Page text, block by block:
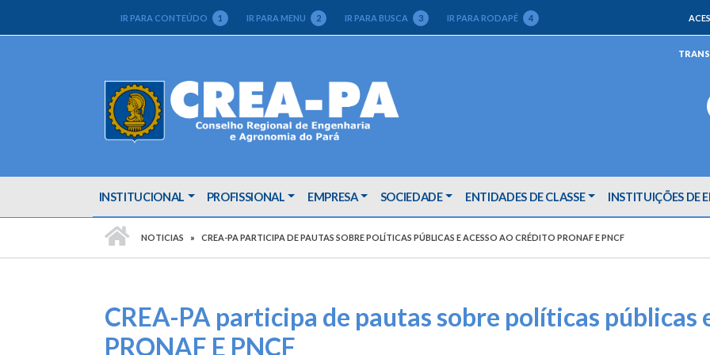
IR PARA CONTEÚDO 1 IR PARA MENU 2 IR PARA BUSCA 3 IR PARA RODAPÉ 4
INSTITUCIONAL PROFISSIONAL EMPRESA SOCIEDADE ENTIDADES DE CLASSE INSTITUIÇÕES DE
NOTICIAS CREA-PA PARTICIPA DE PAUTAS SOBRE POLÍTICAS PÚBLICAS E ACESSO AO CRÉDITO PRONAF E PNCF
CREA-PA participa de pautas sobre políticas públicas
PRONAF E PNCF